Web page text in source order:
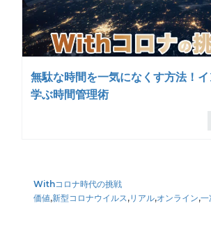
無駄な時間を一気になくす方法！
学ぶ時間管理術
Withコロナ時代の挑戦
価値,新型コロナウイルス,リアル,オンライン,一